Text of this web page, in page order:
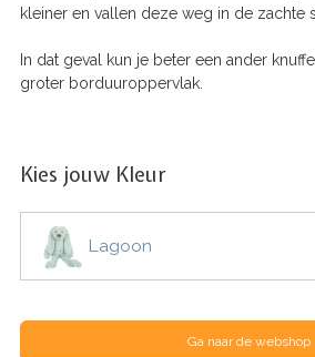
kleiner en vallen deze weg in de zachte
In dat geval kun je beter een ander
groter borduuroppervlak.
Kies jouw Kleur
Lagoon
Ga naar de webshop